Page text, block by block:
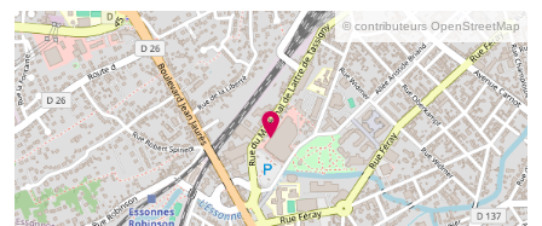
© contributeurs OpenStreetMap